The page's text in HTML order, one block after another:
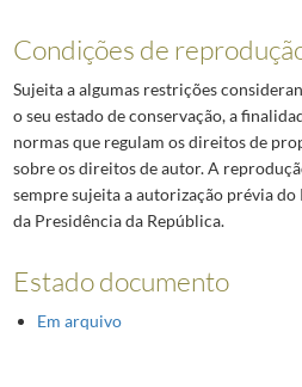
Condições de
Sujeita a algumas restrições
o seu estado de conservação, a
normas que regulam os direitos de
sobre os direitos de autor. A
sempre sujeita a autorização prévia
da Presidência da República.
Estado documento
Em arquivo